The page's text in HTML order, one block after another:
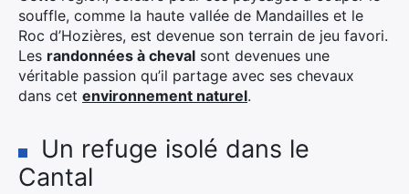
souffle, comme la haute vallée de Mandailles et le
Roc d’Hozières, est devenue son terrain de jeu favori.
Les randonnées à cheval sont devenues une
véritable passion qu’il partage avec ses chevaux
dans cet environnement naturel.
Un refuge isolé dans le
Cantal